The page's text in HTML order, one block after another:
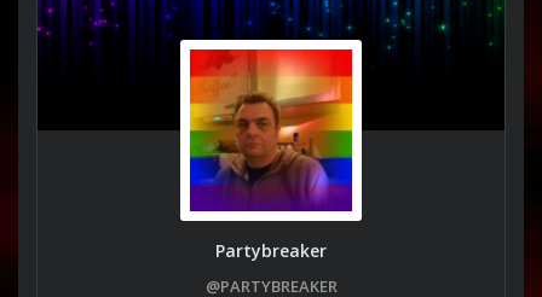
Partybreaker
@PARTYBREAKER